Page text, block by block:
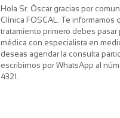
Hola Sr. Óscar gracias por
Clínica FOSCAL. Te informamos
tratamiento primero debes pasar
médica con especialista en
deseas agendar la consulta
escribirnos por WhatsApp al
4321.